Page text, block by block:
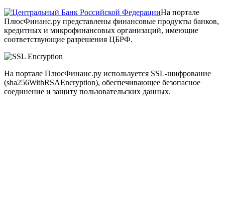
На портале
ПлюсФинанс.ру представлены финансовые продукты банков,
кредитных и микрофинансовых организаций, имеющие
соответствующие разрешения ЦБРФ.
На портале ПлюсФинанс.ру используется SSL-шифрование
(sha256WithRSAEncryption), обеспечивающее безопасное
соединение и защиту пользовательских данных.